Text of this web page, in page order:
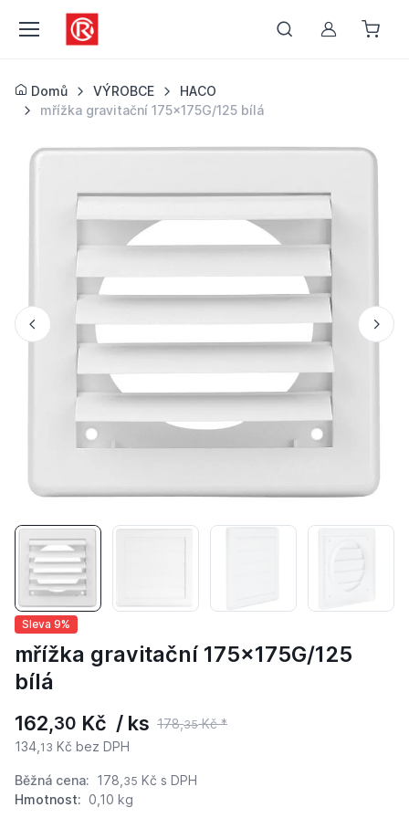
Můj účet
Domů VÝROBCE
HACO
mřížka gravitační 175x175G/125 bílá
Sleva 9%
mřížka gravitační 175x175G/125
bílá
162,30 Kč / ks 178,35Kč *
134, 13 Kč bez DPH
Běžná cena: 178, 35 Kč s DPH
Hmotnost: 0,10 kg